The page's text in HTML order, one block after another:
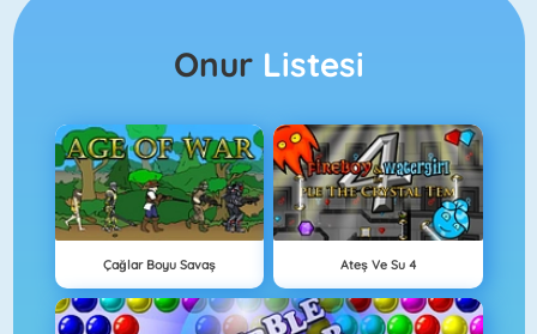
Onur Listesi
Çağlar Boyu Savaş Ateş Ve Su 4